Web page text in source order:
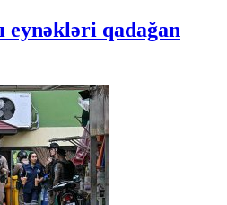
eynəkləri qadağan